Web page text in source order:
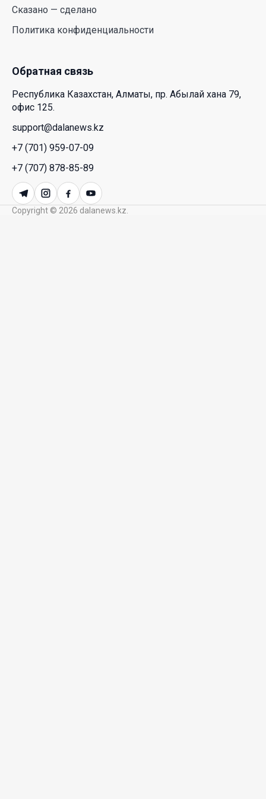
Межпартийные теледебаты выйдут в эфире
23 Июл. 2026 21:15
Казахстан сохраняет лидерство в Центральной
Азии по устойчивости инвестиционного рынка
23 Июл. 2026 15:39
Полный гид: На какую поддержку от государства
может рассчитывать многодетная семья в
Казахстане
23 Июл. 2026 12:48
Сказано — сделано
Политика конфиденциальности
Обратная связь
Республика Казахстан, Алматы, пр. Абылай хана 79,
офис 125.
support@dalanews.kz
+7 (701) 959-07-09
+7 (707) 878-85-89
Copyright © 2026 dalanews.kz.